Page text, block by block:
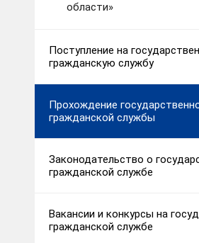
области»
Поступление на
гражданскую службу
Прохождение
гражданской службы
Законодательство о
гражданской службе
Вакансии и конкурсы на
гражданской службе